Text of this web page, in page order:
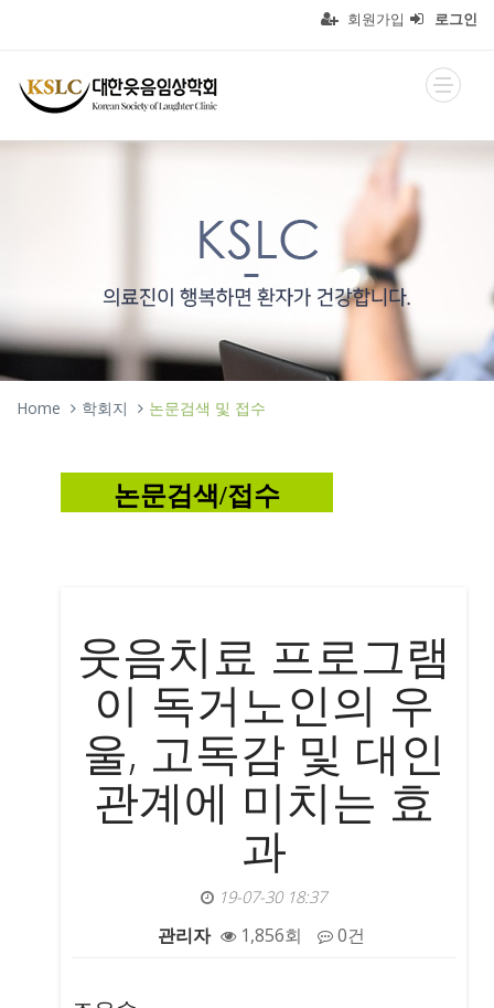
회원가입 로그인
Home 학회지 논문검색 및 접수
논문검색/접수
웃음치료 프로그램
이 독거노인의 우
울, 고독감 및 대인
관계에 미치는 효
과
19-07-30 18:37
관리자 1,856회 0건
본문